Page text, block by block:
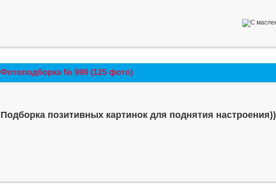
Фотоподборка № 999 (125 фото)
Подборка позитивных картинок для поднятия настроения))